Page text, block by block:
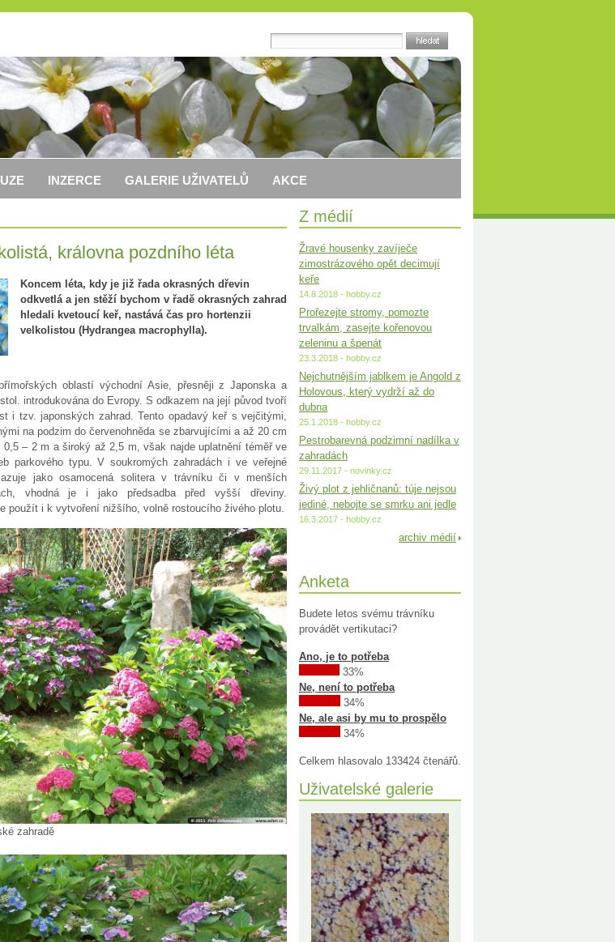
královna pozdního léta
Koncem léta, kdy je již řada okrasných dřevin
odkvetlá a jen stěží bychom v řadě okrasných zahrad
hledali kvetoucí keř, nastává čas pro hortenzii
velkolistou (Hydrangea macrophylla).
oblastí východní Asie, přesněji z Japonska a
introdukována do Evropy. S odkazem na její původ tvoří
i tzv. japonských zahrad. Tento opadavý keř s vejčitými,
na podzim do červenohněda se zbarvujícími a až 20 cm
– 2 m a široký až 2,5 m, však najde uplatnění téměř ve
parkového typu. V soukromých zahradách i ve veřejné
jako osamocená solitera v trávníku či v menších
vhodná je i jako předsadba před vyšší dřeviny.
použít i k vytvoření nižšího, volně rostoucího živého plotu.
zahradě
Z médií
Žravé housenky zavíječe
zimostrázového opět decimují
keře
14.8.2018 - hobby.cz
Prořezejte stromy, pomozte
trvalkám, zasejte kořenovou
zeleninu a špenát
23.3.2018 - hobby.cz
Nejchutnějším jablkem je Angold z
Holovous, který vydrží až do
dubna
25.1.2018 - hobby.cz
Pestrobarevná podzimní nadílka v
zahradách
29.11.2017 - novinky.cz
Živý plot z jehličnanů: túje nejsou
jediné, nebojte se smrku ani jedle
16.3.2017 - hobby.cz
archiv médií
Anketa
Budete letos svému trávníku
provádět vertikutaci?
Ano, je to potřeba
33%
Ne, není to potřeba
34%
Ne, ale asi by mu to prospělo
34%
Celkem hlasovalo 133424 čtenářů.
Uživatelské galerie
INZERCE GALERIE UŽIVATELŮ AKCE